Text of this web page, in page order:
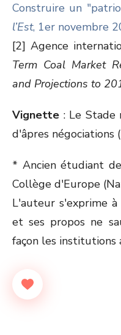
Construire un
l’Est, 1er novembre
[2] Agence
Term Coal Market
and Projections to
Vignette : Le Stade
d'âpres négociations
* Ancien étudiant
Collège d'Europe
L'auteur s'exprime
et ses propos ne
façon les